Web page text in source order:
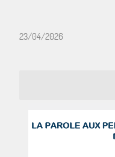
23/04/2026